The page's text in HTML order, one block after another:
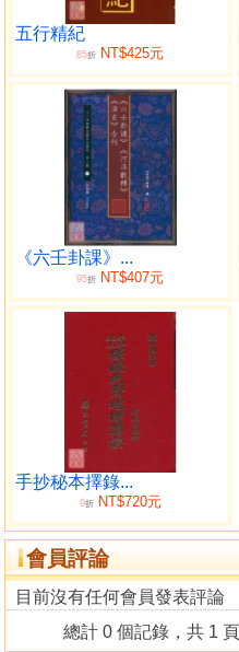
五行精紀
85折 NT$425元
《六壬卦課》...
95折 NT$407元
手抄秘本擇錄...
9折NT$720元
會員評論
目前沒有任何會員發表評論
總計 0 個記錄，共 1 頁